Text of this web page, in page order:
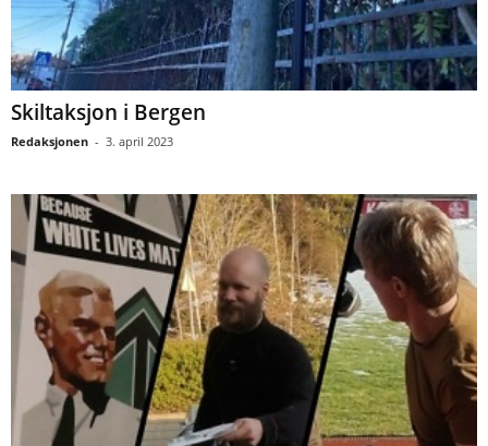
Skiltaksjon i Bergen
Redaksjonen - 3. april 2023